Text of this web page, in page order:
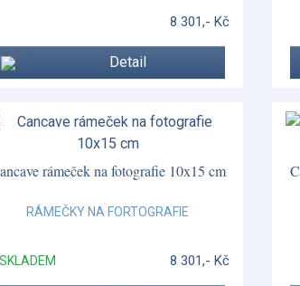
8 301,- Kč
Detail
rámeček na fotografie 10x15 cm
RÁMEČKY NA FORTOGRAFIE
SKLADEM 8 301,- Kč